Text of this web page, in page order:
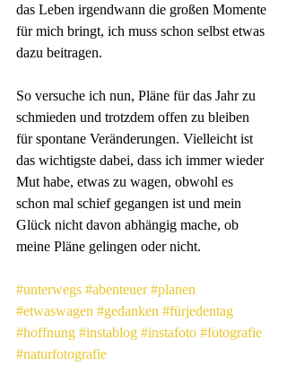
das Leben irgendwann die großen Momente
für mich bringt, ich muss schon selbst etwas
dazu beitragen.
So versuche ich nun, Pläne für das Jahr zu
schmieden und trotzdem offen zu bleiben
für spontane Veränderungen. Vielleicht ist
das wichtigste dabei, dass ich immer wieder
Mut habe, etwas zu wagen, obwohl es
schon mal schief gegangen ist und mein
Glück nicht davon abhängig mache, ob
meine Pläne gelingen oder nicht.
#unterwegs #abenteuer #planen
#etwaswagen #gedanken #fürjedentag
#hoffnung #instablog #instafoto #fotografie
#naturfotografie